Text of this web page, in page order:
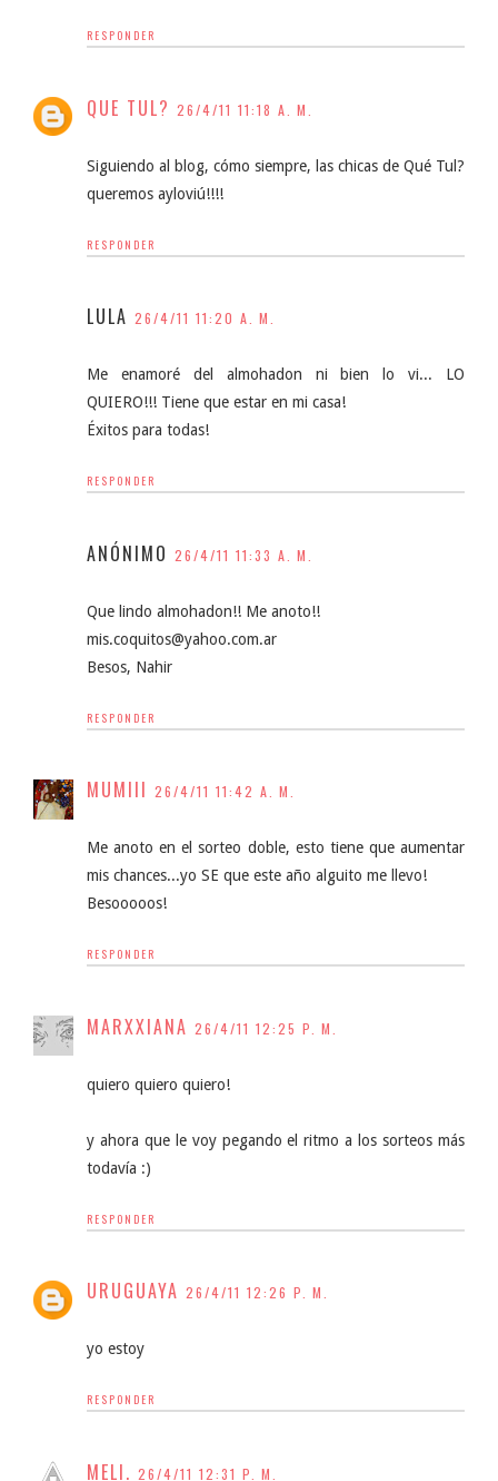
RESPONDER
QUE TUL? 26/4/11 11:18 A. M.
Siguiendo al blog, cómo siempre, las chicas de Qué Tul?
queremos ayloviú!!!!
RESPONDER
LULA 26/4/11 11:20 A. M.
Me enamoré del almohadon ni bien lo vi... LO
QUIERO!!! Tiene que estar en mi casa!
Éxitos para todas!
RESPONDER
ANÓNIMO 26/4/11 11:33 A. M.
Que lindo almohadon!! Me anoto!!
mis.coquitos@yahoo.com.ar
Besos, Nahir
RESPONDER
MUMIII 26/4/11 11:42 A. M.
Me anoto en el sorteo doble, esto tiene que aumentar
mis chances...yo SE que este año alguito me llevo!
Besooooos!
RESPONDER
MARXXIANA 26/4/11 12:25 P. M.
quiero quiero quiero!
y ahora que le voy pegando el ritmo a los sorteos más
todavía :)
RESPONDER
URUGUAYA 26/4/11 12:26 P. M.
yo estoy
RESPONDER
MELI. 26/4/11 12:31 P. M.